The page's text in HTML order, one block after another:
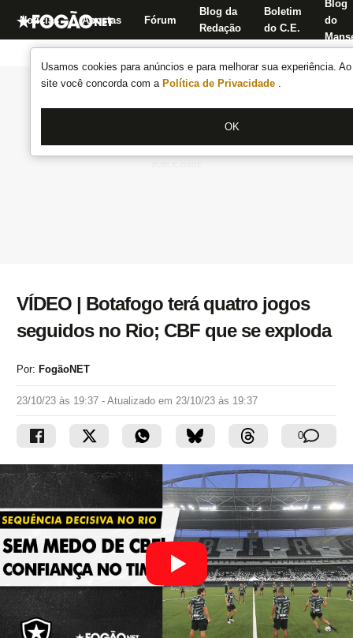
Usamos cookies para anúncios e para melhorar sua experiência.
site você concorda com a Política de Privacidade .
OK
Notícias Apostas Fórum
Blog da
Redação
Boletim
do C.E.
Blog
do
VÍDEO | Botafogo terá quatro jogos
seguidos no Rio; CBF que se exploda
Por: FogãoNET
23/10/23 às 19:37 - Atualizado em 23/10/23 às 19:37
0